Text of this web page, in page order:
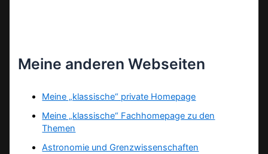
Meine anderen Webseiten
Meine „klassische“ private Homepage
Meine „klassische“ Fachhomepage zu den
Themen
Astronomie und Grenzwissenschaften